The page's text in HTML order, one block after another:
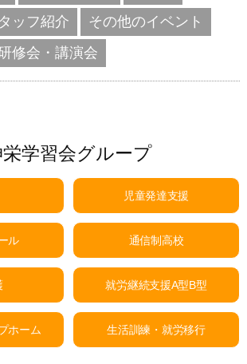
ッフ紹介
その他のイベント
修会・講演会
学習会グループ
児童発達支援
ル 通信制高校
就労継続支援A型B型
ホーム 生活訓練・就労移行